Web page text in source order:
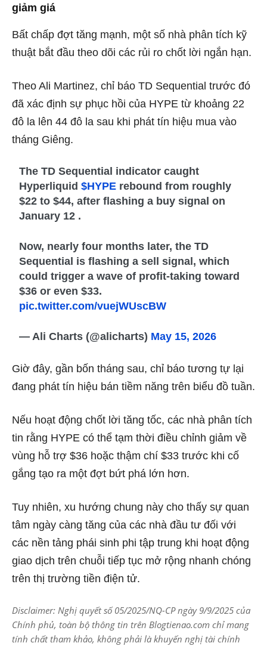
giảm giá
Bất chấp đợt tăng mạnh, một số nhà phân tích kỹ
thuật bắt đầu theo dõi các rủi ro chốt lời ngắn hạn.
Theo Ali Martinez, chỉ báo TD Sequential trước đó
đã xác định sự phục hồi của HYPE từ khoảng 22
đô la lên 44 đô la sau khi phát tín hiệu mua vào
tháng Giêng.
The TD Sequential indicator caught
Hyperliquid$HYPE rebound from roughly
$22 to $44, after flashing a buy signal on
January 12 .
Now, nearly four months later, the TD
Sequential is flashing a sell signal, which
could trigger a wave of profit-taking toward
$36 or even $33.
pic.twitter.com/vuejWUscBW
— Ali Charts (@alicharts) May 15, 2026
Giờ đây, gần bốn tháng sau, chỉ báo tương tự lại
đang phát tín hiệu bán tiềm năng trên biểu đồ tuần.
Nếu hoạt động chốt lời tăng tốc, các nhà phân tích
tin rằng HYPE có thể tạm thời điều chỉnh giảm về
vùng hỗ trợ $36 hoặc thậm chí $33 trước khi cố
gắng tạo ra một đợt bứt phá lớn hơn.
Tuy nhiên, xu hướng chung này cho thấy sự quan
tâm ngày càng tăng của các nhà đầu tư đối với
các nền tảng phái sinh phi tập trung khi hoạt động
giao dịch trên chuỗi tiếp tục mở rộng nhanh chóng
trên thị trường tiền điện tử.
Disclaimer: Nghị quyết số 05/2025/NQ-CP ngày 9/9/2025 của
Chính phủ, toàn bộ thông tin trên Blogtienao.com chỉ mang
tính chất tham khảo, không phải là khuyến nghị tài chính